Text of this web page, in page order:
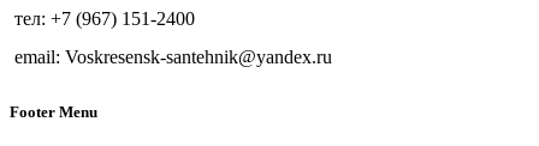
тел: +7 (967) 151-2400
email: Voskresensk-santehnik@yandex.ru
Footer Menu